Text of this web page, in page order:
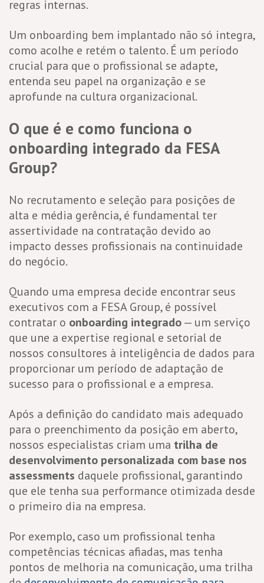
regras internas.
Um onboarding bem implantado não só integra,
como acolhe e retém o talento. É um período
crucial para que o profissional se adapte,
entenda seu papel na organização e se
aprofunde na cultura organizacional.
O que é e como funciona o
onboarding integrado da FESA
Group?
No recrutamento e seleção para posições de
alta e média gerência, é fundamental ter
assertividade na contratação devido ao
impacto desses profissionais na continuidade
do negócio.
Quando uma empresa decide encontrar seus
executivos com a FESA Group, é possível
contratar o onboarding integrado— um serviço
que une a expertise regional e setorial de
nossos consultores à inteligência de dados para
proporcionar um período de adaptação de
sucesso para o profissional e a empresa.
Após a definição do candidato mais adequado
para o preenchimento da posição em aberto,
nossos especialistas criam uma trilha de
desenvolvimento personalizada com base nos
assessments daquele profissional, garantindo
que ele tenha sua performance otimizada desde
o primeiro dia na empresa.
Por exemplo, caso um profissional tenha
competências técnicas afiadas, mas tenha
pontos de melhoria na comunicação, uma trilha